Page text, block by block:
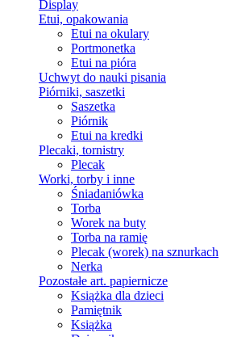
Display
Etui, opakowania
Etui na okulary
Portmonetka
Etui na pióra
Uchwyt do nauki pisania
Piórniki, saszetki
Saszetka
Piórnik
Etui na kredki
Plecaki, tornistry
Plecak
Worki, torby i inne
Śniadaniówka
Torba
Worek na buty
Torba na ramię
Plecak (worek) na sznurkach
Nerka
Pozostałe art. papiernicze
Książka dla dzieci
Pamiętnik
Książka